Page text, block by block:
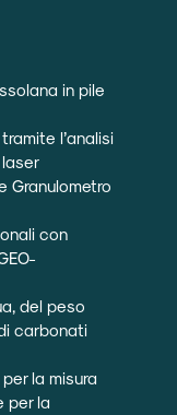
in pile
l’analisi
Granulometro
con
del peso
carbonati
la misura
per la